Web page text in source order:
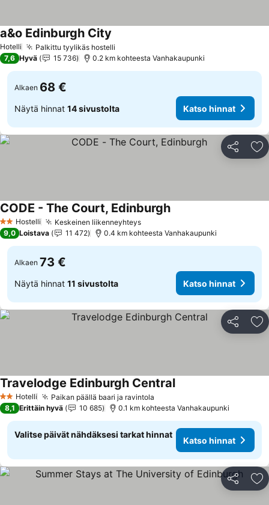
Hotelli Palkittu tyylikäs hostelli
a&o Edinburgh City
7,6 Hyvä 15 736 0.2 km kohteesta Vanhakaupunki
Alkaen 68 €
Näytä hinnat 14 sivustolta Katso hinnat
Jaa
2 Tähtiluokitus
Hostelli Keskeinen liikenneyhteys
CODE - The Court, Edinburgh
9,0 Loistava 11 472 0.4 km kohteesta Vanhakaupunki
Alkaen 73 €
Näytä hinnat 11 sivustolta Katso hinnat
Jaa
2 Tähtiluokitus
Hotelli Paikan päällä baari ja ravintola
Travelodge Edinburgh Central
8,1 Erittäin hyvä 10 685 0.1 km kohteesta Vanhakaupunki
Valitse päivät nähdäksesi tarkat hinnat
Katso hinnat
Jaa